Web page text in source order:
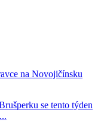
na Novojičínsku
se tento týden